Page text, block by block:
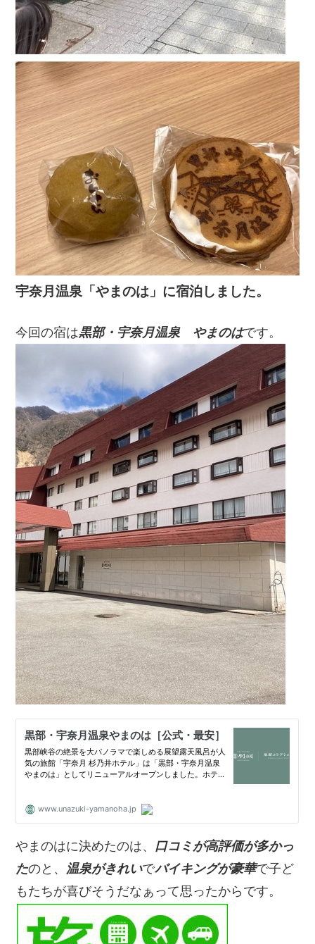
宇奈月温泉「やまのは」に宿泊しました。
今回の宿は黒部・宇奈月温泉 やまのはです。
やまのはに決めたのは、 口コミが高評価が多かっ
たのと、 温泉がきれいでバイキングが豪華で子ど
もたちが喜びそうだなぁって思ったからです。